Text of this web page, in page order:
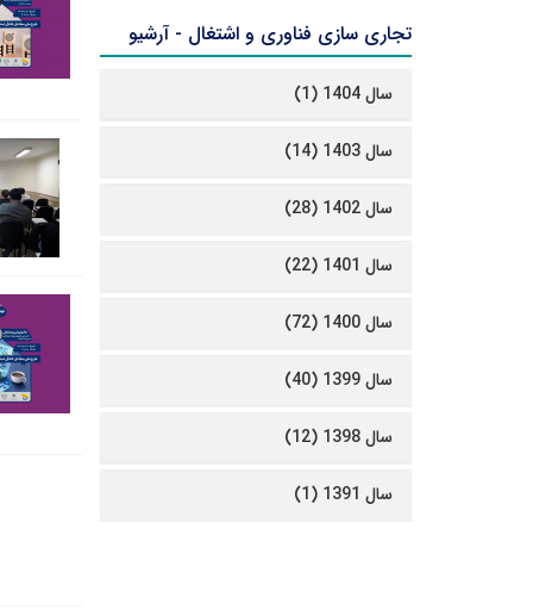
تجاری سازی فناوری و اشتغال - آرشیو
سال 1404 (1)
سال 1403 (14)
سال 1402 (28)
سال 1401 (22)
سال 1400 (72)
سال 1399 (40)
سال 1398 (12)
سال 1391 (1)